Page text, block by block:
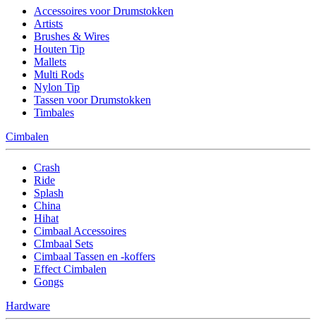
Accessoires voor Drumstokken
Artists
Brushes & Wires
Houten Tip
Mallets
Multi Rods
Nylon Tip
Tassen voor Drumstokken
Timbales
Cimbalen
Crash
Ride
Splash
China
Hihat
Cimbaal Accessoires
CImbaal Sets
Cimbaal Tassen en -koffers
Effect Cimbalen
Gongs
Hardware